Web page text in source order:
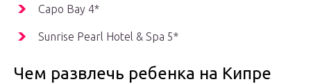
Capo Bay 4*
Sunrise Pearl Hotel & Spa 5*
Чем развлечь ребенка на Кипре